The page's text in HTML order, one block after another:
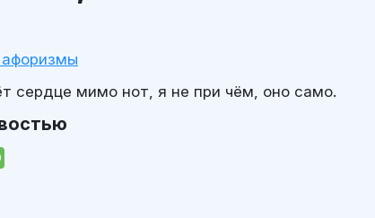
сердце мимо нот, я не при чём, оно само.